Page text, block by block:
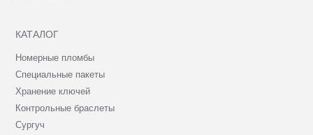
КАТАЛОГ
Номерные пломбы
Специальные пакеты
Хранение ключей
Контрольные браслеты
Сургуч